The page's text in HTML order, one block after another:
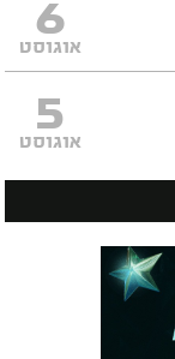
6
אוגוסט
5
אוגוסט